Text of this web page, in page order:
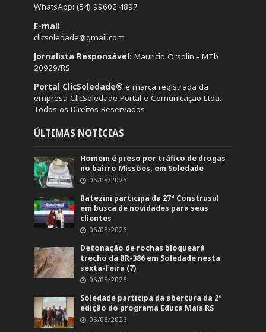
WhatsApp: (54) 99602.4897
E-mail
clicsoledade@gmail.com
Jornalista Responsável: Mauricio Orsolin - MTb
20929/RS
Portal ClicSoledade® é marca registrada da
empresa ClicSoledade Portal e Comunicação Ltda.
Todos os Direitos Reservados
ÚLTIMAS NOTÍCIAS
Homem é preso por tráfico de drogas
no bairro Missões, em Soledade
06/08/2026
Batezini participa da 27ª Construsul
em busca de novidades para seus
clientes
06/08/2026
Detonação de rochas bloqueará
trecho da BR-386 em Soledade nesta
sexta-feira (7)
06/08/2026
Soledade participa da abertura da 2ª
edição do programa Educa Mais RS
06/08/2026